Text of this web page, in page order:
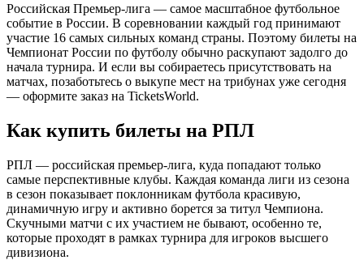
Российская Премьер-лига — самое масштабное футбольное
событие в России. В соревновании каждый год принимают
участие 16 самых сильных команд страны. Поэтому билеты на
Чемпионат России по футболу обычно раскупают задолго до
начала турнира. И если вы собираетесь присутствовать на
матчах, позаботьтесь о выкупе мест на трибунах уже сегодня
— оформите заказ на TicketsWorld.
Как купить билеты на РПЛ
РПЛ — российская премьер-лига, куда попадают только
самые перспективные клубы. Каждая команда лиги из сезона
в сезон показывает поклонникам футбола красивую,
динамичную игру и активно борется за титул Чемпиона.
Скучными матчи с их участием не бывают, особенно те,
которые проходят в рамках турнира для игроков высшего
дивизиона.